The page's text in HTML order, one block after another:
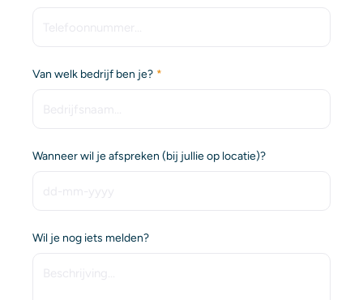
Van welk bedrijf ben je?(Vereist)
Wanneer wil je afspreken (bij jullie op locatie)?
Wil je nog iets melden?